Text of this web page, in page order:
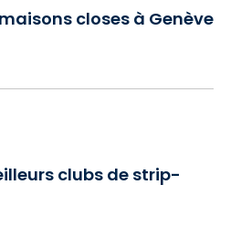
closes à Genève
clubs de strip-